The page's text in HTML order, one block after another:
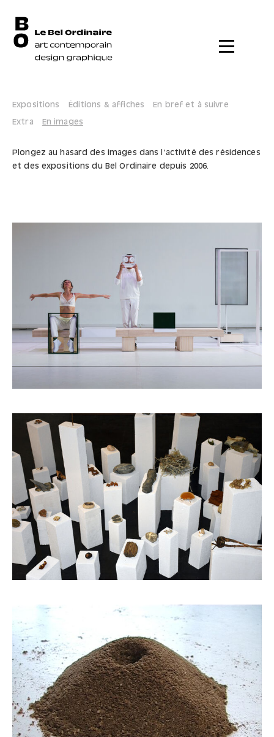
Menu
Expositions Éditions & affiches En bref et à suivre
Extra En images
Plongez au hasard des images dans l’activité des résidences
et des expositions du Bel Ordinaire depuis 2006.